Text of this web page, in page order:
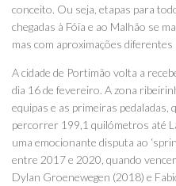
conceito. Ou seja, etapas para
chegadas à Fóia e ao Malhão se
mas com aproximações diferentes
A cidade de Portimão volta a
dia 16 de fevereiro. A zona
equipas e as primeiras
percorrer 199,1 quilómetros até
uma emocionante disputa ao
entre 2017 e 2020, quando
Dylan Groenewegen (2018) e